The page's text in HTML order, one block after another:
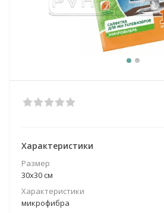
Характеристики
Размер
30х30 см
Характеристики
микрофибра